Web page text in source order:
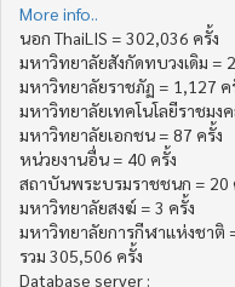
More info..
นอก ThaiLIS = 302,036 ครั้ง
มหาวิทยาลัยสังกัดทบวงเดิม =
มหาวิทยาลัยราชภัฏ = 1,127 ค
มหาวิทยาลัยเทคโนโลยีราชมง
มหาวิทยาลัยเอกชน = 87 ครั้ง
หน่วยงานอื่น = 40 ครั้ง
สถาบันพระบรมราชชนก = 20
มหาวิทยาลัยสงฆ์ = 3 ครั้ง
มหาวิทยาลัยการกีฬาแห่งชาติ
รวม 305,506 ครั้ง
Database server :